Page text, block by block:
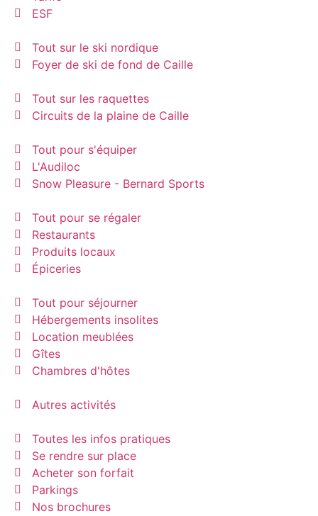
ESF
Tout sur le ski nordique
Foyer de ski de fond de Caille
Tout sur les raquettes
Circuits de la plaine de Caille
Tout pour s'équiper
L'Audiloc
Snow Pleasure - Bernard Sports
Tout pour se régaler
Restaurants
Produits locaux
Épiceries
Tout pour séjourner
Hébergements insolites
Location meublées
Gîtes
Chambres d'hôtes
Autres activités
Toutes les infos pratiques
Se rendre sur place
Acheter son forfait
Parkings
Nos brochures